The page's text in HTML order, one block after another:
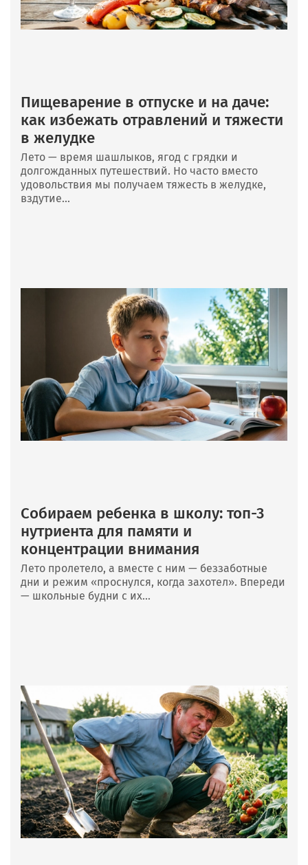
Пищеварение в отпуске и на даче:
как избежать отравлений и тяжести
в желудке
Лето — время шашлыков, ягод с грядки и
долгожданных путешествий. Но часто вместо
удовольствия мы получаем тяжесть в желудке,
вздутие...
Собираем ребенка в школу: топ-3
нутриента для памяти и
концентрации внимания
Лето пролетело, а вместе с ним — беззаботные
дни и режим «проснулся, когда захотел». Впереди
— школьные будни с их...